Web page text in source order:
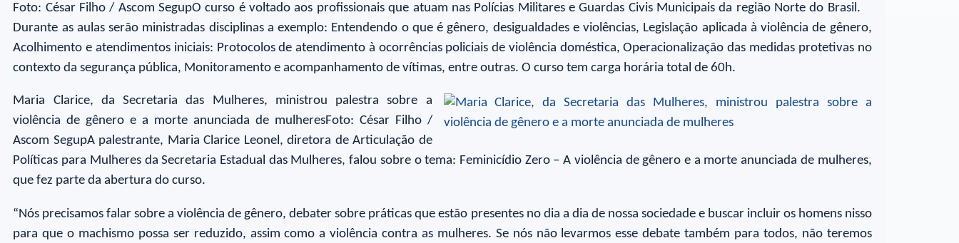
Foto: César Filho / Ascom SegupO curso é voltado aos profissionais que atuam nas Polícias Militares e Guardas Civis Municipais da região Norte do Brasil.
Durante as aulas serão ministradas disciplinas a exemplo: Entendendo o que é gênero, desigualdades e violências, Legislação aplicada à violência de gênero,
Acolhimento e atendimentos iniciais: Protocolos de atendimento à ocorrências policiais de violência doméstica, Operacionalização das medidas protetivas no
contexto da segurança pública, Monitoramento e acompanhamento de vítimas, entre outras. O curso tem carga horária total de 60h.
Maria Clarice, da Secretaria das Mulheres, ministrou palestra sobre a
violência de gênero e a morte anunciada de mulheresFoto: César Filho /
Ascom SegupA palestrante, Maria Clarice Leonel, diretora de Articulação de
Políticas para Mulheres da Secretaria Estadual das Mulheres, falou sobre o tema: Feminicídio Zero – A violência de gênero e a morte anunciada de mulheres,
que fez parte da abertura do curso.
“Nós precisamos falar sobre a violência de gênero, debater sobre práticas que estão presentes no dia a dia de nossa sociedade e buscar incluir os homens nisso
para que o machismo possa ser reduzido, assim como a violência contra as mulheres. Se nós não levarmos esse debate também para todos, não teremos